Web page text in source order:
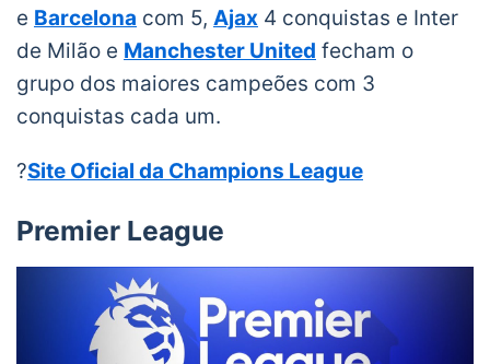
e Barcelona com 5, Ajax 4 conquistas e Inter
de Milão e Manchester United fecham o
grupo dos maiores campeões com 3
conquistas cada um.
?Site Oficial da Champions League
Premier League